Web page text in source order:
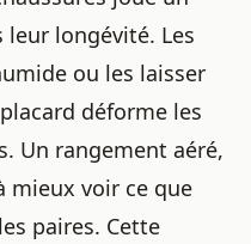
longévité. Les
ou les laisser
déforme les
Un rangement aéré,
mieux voir ce que
paires. Cette